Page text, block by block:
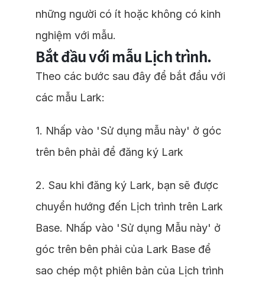
những người có ít hoặc không có kinh
nghiệm với mẫu.
Bắt đầu với mẫu Lịch trình.
Theo các bước sau đây để bắt đầu với
các mẫu Lark:
1. Nhấp vào 'Sử dụng mẫu này' ở góc
trên bên phải để đăng ký Lark
2. Sau khi đăng ký Lark, bạn sẽ được
chuyển hướng đến Lịch trình trên Lark
Base. Nhấp vào 'Sử dụng Mẫu này' ở
góc trên bên phải của Lark Base để
sao chép một phiên bản của Lịch trình